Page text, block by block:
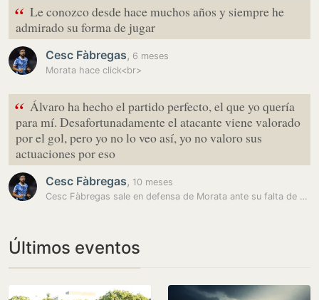
“ Le conozco desde hace muchos años y siempre he
admirado su forma de jugar
Cesc Fàbregas, 6 meses
Morata hace click<br>
“ Álvaro ha hecho el partido perfecto, el que yo quería
para mí. Desafortunadamente el atacante viene valorado
por el gol, pero yo no lo veo así, yo no valoro sus
actuaciones por eso
Cesc Fàbregas, 10 meses
Cesc Fàbregas sale en defensa de Morata ante su falta de gol
Últimos eventos